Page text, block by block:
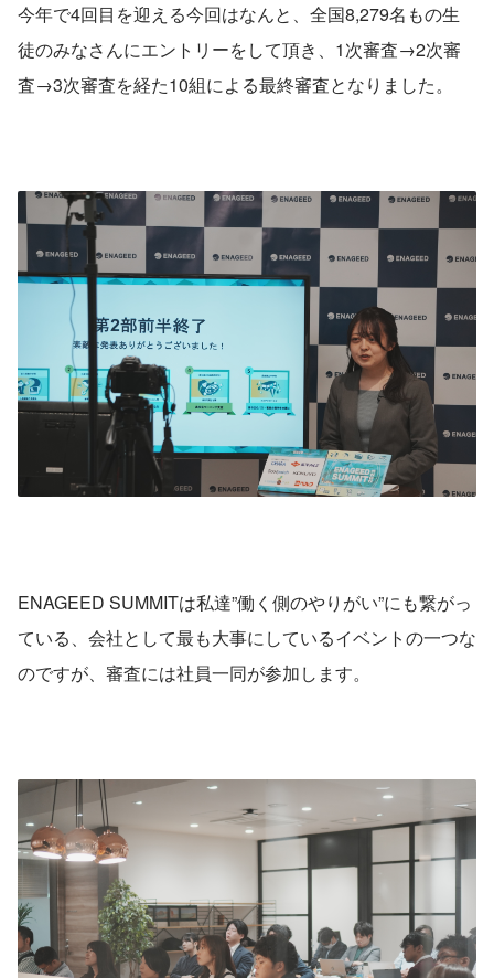
今年で4回目を迎える今回はなんと、全国8,279名もの生
徒のみなさんにエントリーをして頂き、1次審査→2次審
査→3次審査を経た10組による最終審査となりました。
ENAGEED SUMMITは私達”働く側のやりがい”にも繋がっ
ている、会社として最も大事にしているイベントの一つな
のですが、審査には社員一同が参加します。